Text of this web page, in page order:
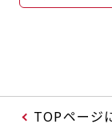
TOPページ